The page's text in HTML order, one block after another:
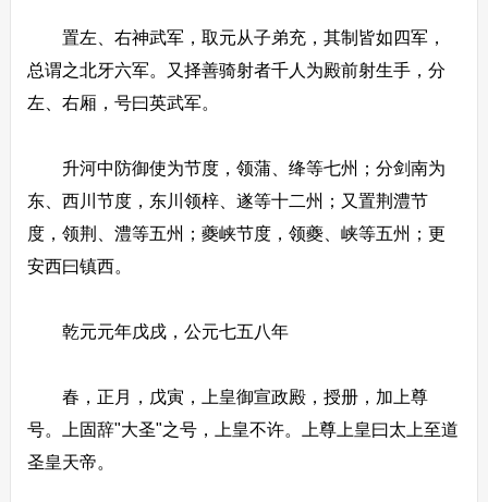
置左、右神武军，取元从子弟充，其制皆如四军，
总谓之北牙六军。又择善骑射者千人为殿前射生手，分
左、右厢，号曰英武军。
升河中防御使为节度，领蒲、绛等七州；分剑南为
东、西川节度，东川领梓、遂等十二州；又置荆澧节
度，领荆、澧等五州；夔峡节度，领夔、峡等五州；更
安西曰镇西。
乾元元年戊戌，公元七五八年
春，正月，戊寅，上皇御宣政殿，授册，加上尊
号。上固辞"大圣"之号，上皇不许。上尊上皇曰太上至道
圣皇天帝。